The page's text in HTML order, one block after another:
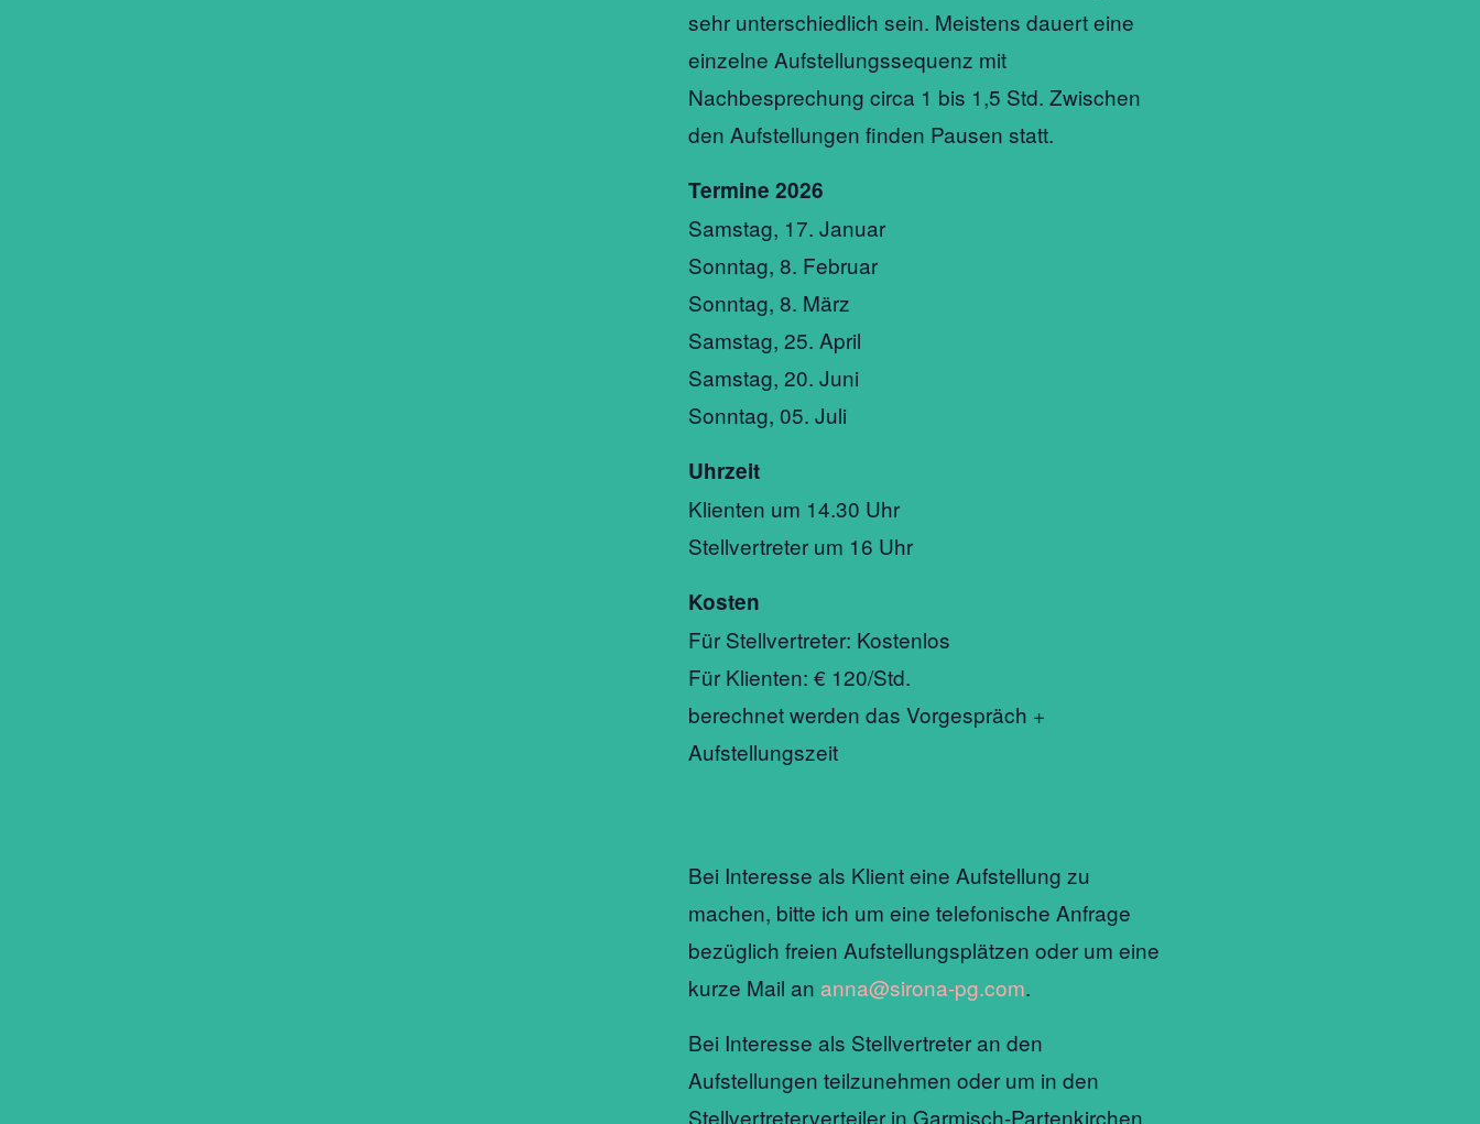
sehr unterschiedlich sein. Meistens dauert eine
einzelne Aufstellungssequenz mit
Nachbesprechung circa 1 bis 1,5 Std. Zwischen
den Aufstellungen finden Pausen statt.
Termine 2026
Samstag, 17. Januar
Sonntag, 8. Februar
Sonntag, 8. März
Samstag, 25. April
Samstag, 20. Juni
Sonntag, 05. Juli
Uhrzeit
Klienten um 14.30 Uhr
Stellvertreter um 16 Uhr
Kosten
Für Stellvertreter: Kostenlos
Für Klienten: € 120/Std.
berechnet werden das Vorgespräch +
Aufstellungszeit
Bei Interesse als Klient eine Aufstellung zu
machen, bitte ich um eine telefonische Anfrage
bezüglich freien Aufstellungsplätzen oder um eine
kurze Mail an anna@sirona-pg.com.
Bei Interesse als Stellvertreter an den
Aufstellungen teilzunehmen oder um in den
Stellvertreterverteiler in Garmisch-Partenkirchen